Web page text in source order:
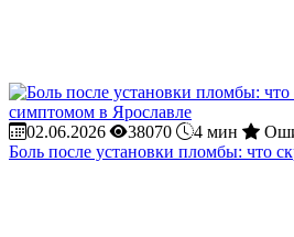
02.06.2026 38070 4 мин
Боль после установки пломбы: что